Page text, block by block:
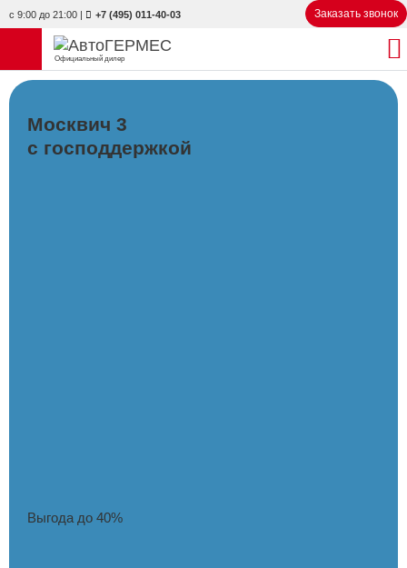
с 9:00 до 21:00 | +7 (495) 011-40-03 Заказать звонок
Официальный дилер
НОВЫЕ АВТОМОБИЛИ
С ПРОБЕГОМ
Москвич 3
с господдержкой
Выгода до 40%